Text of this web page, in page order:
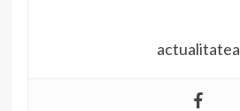
actualitatea